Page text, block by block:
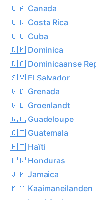
🇨🇦 Canada
🇨🇷 Costa Rica
🇨🇺 Cuba
🇩🇲 Dominica
🇩🇴 Dominicaanse
🇸🇻 El Salvador
🇬🇩 Grenada
🇬🇱 Groenlandt
🇬🇵 Guadeloupe
🇬🇹 Guatemala
🇭🇹 Haïti
🇭🇳 Honduras
🇯🇲 Jamaica
🇰🇾 Kaaimaneilanden